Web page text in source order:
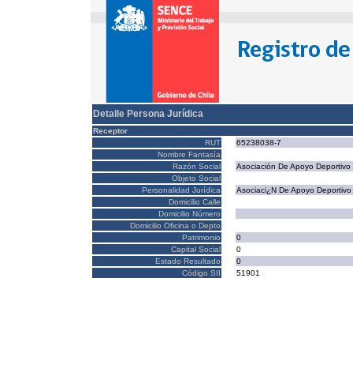
Detalle Persona Jurídica
Receptor
RUT
65238038-7
Nombre Fantasía
Razón Social
Asociación De Apoyo Deportivo
Objeto Social
Personalidad Jurídica
Asociaci¿N De Apoyo
Domicilio Calle
Domicilio Número
Domicilio Oficina o Depto
Patrimonio
0
Capital Social
0
Estado Resultado
0
Código SII
51901